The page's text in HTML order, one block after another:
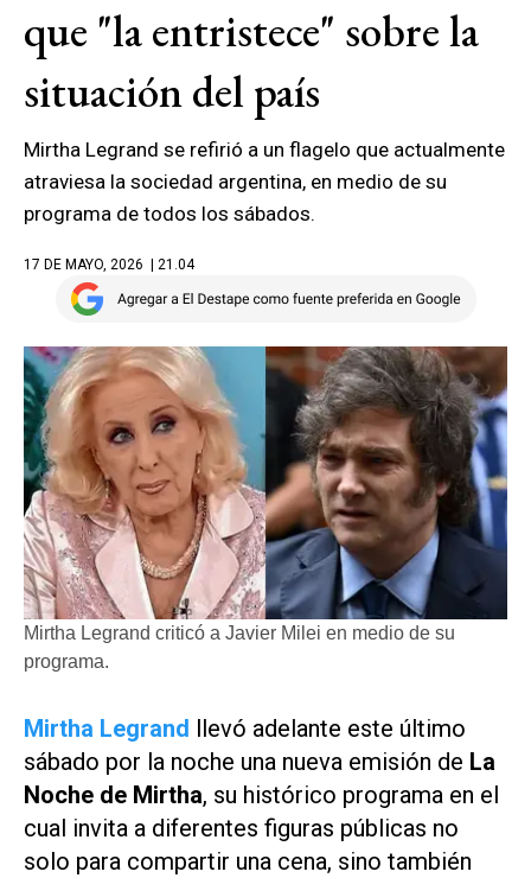
que "la entristece" sobre la
situación del país
Mirtha Legrand se refirió a un flagelo que actualmente
atraviesa la sociedad argentina, en medio de su
programa de todos los sábados.
17 DE MAYO, 2026 | 21.04
Mirtha Legrand criticó a Javier Milei en medio de su
programa.
Mirtha Legrand llevó adelante este último
sábado por la noche una nueva emisión de La
Noche de Mirtha, su histórico programa en el
cual invita a diferentes figuras públicas no
solo para compartir una cena, sino también